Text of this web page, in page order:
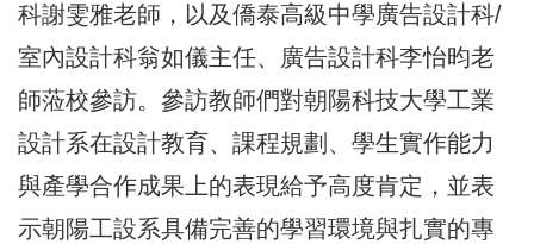
科謝雯雅老師，以及僑泰高級中學廣告設計科/
室內設計科翁如儀主任、廣告設計科李怡昀老
師蒞校參訪。參訪教師們對朝陽科技大學工業
設計系在設計教育、課程規劃、學生實作能力
與產學合作成果上的表現給予高度肯定，並表
示朝陽工設系具備完善的學習環境與扎實的專